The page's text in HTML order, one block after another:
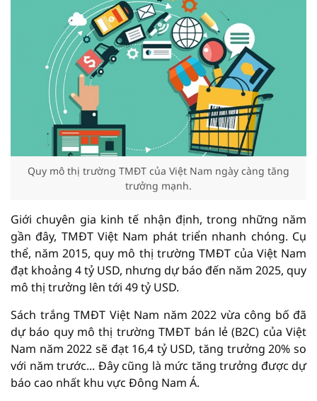
Quy mô thị trường TMĐT của Việt Nam ngày càng tăng
trưởng mạnh.
Giới chuyên gia kinh tế nhận định, trong những năm
gần đây, TMĐT Việt Nam phát triển nhanh chóng. Cụ
thể, năm 2015, quy mô thị trường TMĐT của Việt Nam
đạt khoảng 4 tỷ USD, nhưng dự báo đến năm 2025, quy
mô thị trưởng lên tới 49 tỷ USD.
Sách trắng TMĐT Việt Nam năm 2022 vừa công bố đã
dự báo quy mô thị trường TMĐT bán lẻ (B2C) của Việt
Nam năm 2022 sẽ đạt 16,4 tỷ USD, tăng trưởng 20% so
với năm trước... Đây cũng là mức tăng trưởng được dự
báo cao nhất khu vực Đông Nam Á.